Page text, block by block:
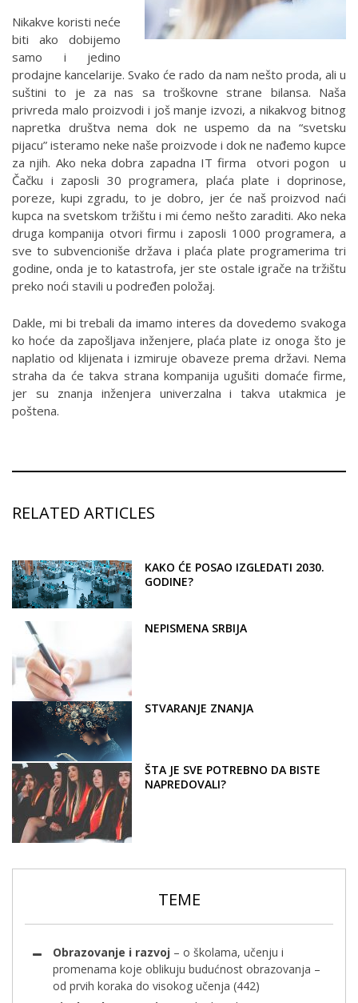
Nikakve koristi neće
biti ako dobijemo
samo i jedino
prodajne kancelarije. Svako će rado da nam nešto proda, ali u
suštini to je za nas sa troškovne strane bilansa. Naša
privreda malo proizvodi i još manje izvozi, a nikakvog bitnog
napretka društva nema dok ne uspemo da na “svetsku
pijacu” isteramo neke naše proizvode i dok ne nađemo kupce
za njih. Ako neka dobra zapadna IT firma otvori pogon u
Čačku i zaposli 30 programera, plaća plate i doprinose,
poreze, kupi zgradu, to je dobro, jer će naš proizvod naći
kupca na svetskom tržištu i mi ćemo nešto zaraditi. Ako neka
druga kompanija otvori firmu i zaposli 1000 programera, a
sve to subvencioniše država i plaća plate programerima tri
godine, onda je to katastrofa, jer ste ostale igrače na tržištu
preko noći stavili u podređen položaj.
Dakle, mi bi trebali da imamo interes da dovedemo svakoga
ko hoće da zapošljava inženjere, plaća plate iz onoga što je
naplatio od klijenata i izmiruje obaveze prema državi. Nema
straha da će takva strana kompanija ugušiti domaće firme,
jer su znanja inženjera univerzalna i takva utakmica je
poštena.
RELATED ARTICLES
KAKO ĆE POSAO IZGLEDATI 2030.
GODINE?
NEPISMENA SRBIJA
STVARANJE ZNANJA
ŠTA JE SVE POTREBNO DA BISTE
NAPREDOVALI?
TEME
Obrazovanje i razvoj – o školama, učenju i
promenama koje oblikuju budućnost obrazovanja –
od prvih koraka do visokog učenja (442)